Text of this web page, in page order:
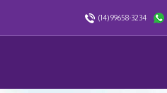
(14) 99658-3234